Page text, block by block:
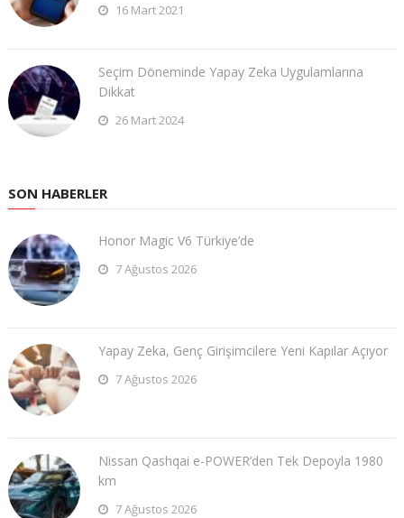
16 Mart 2021
Seçim Döneminde Yapay Zeka Uygulamlarına
Dikkat
26 Mart 2024
SON HABERLER
Honor Magic V6 Türkiye’de
7 Ağustos 2026
Yapay Zeka, Genç Girişimcilere Yeni Kapılar Açıyor
7 Ağustos 2026
Nissan Qashqai e-POWER’den Tek Depoyla 1980
km
7 Ağustos 2026